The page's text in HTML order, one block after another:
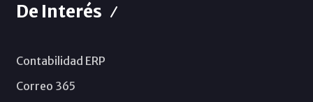
De Interés
Contabilidad ERP
Correo 365